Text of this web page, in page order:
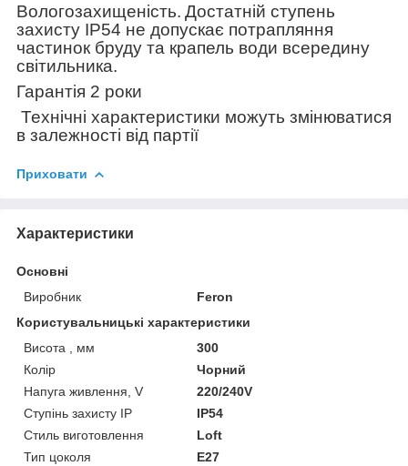
Вологозахищеність. Достатній ступень
захисту ІР54 не допускає потрапляння
частинок бруду та крапель води всередину
світильника.
Гарантія 2 роки
Технічні характеристики можуть змінюватися
в залежності від партії
Приховати
Характеристики
Основні
Виробник
Feron
Користувальницькі характеристики
Висота , мм
300
Колір
Чорний
Напуга живлення, V
220/240V
Ступінь захисту IP
IP54
Стиль виготовлення
Loft
Тип цоколя
E27